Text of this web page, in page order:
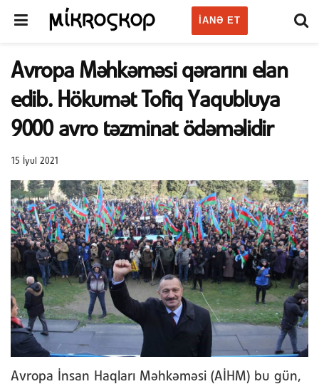
IANƏ ET
Avropa Məhkəməsi qərarını elan
edib. Hökumət Tofiq Yaqubluya
9000 avro təzminat ödəməlidir
15 İyul 2021
Avropa İnsan Haqları Məhkəməsi (AİHM) bu gün,